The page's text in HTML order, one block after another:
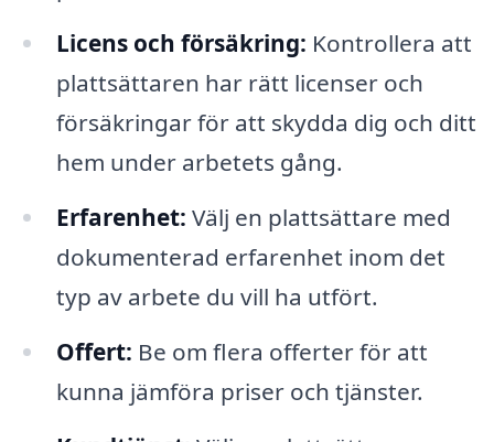
Licens och försäkring: Kontrollera att
plattsättaren har rätt licenser och
försäkringar för att skydda dig och ditt
hem under arbetets gång.
Erfarenhet: Välj en plattsättare med
dokumenterad erfarenhet inom det
typ av arbete du vill ha utfört.
Offert: Be om flera offerter för att
kunna jämföra priser och tjänster.